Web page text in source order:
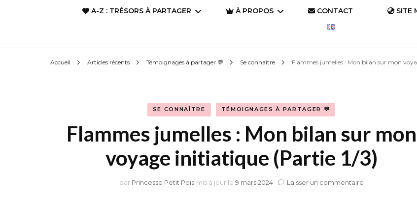
A-Z : S’aimer
A-Z : TRÉSORS À PARTAGER
A-Z : Films, Dramas,
Séries
A-Z : Livres, Romans,
Poèmes, Albums
À PROPOS
Parlons
Pourquoi ce site ?
CONTACT SITE
Accueil Articles récents Témoignages à partager 💬 Se connaître Flammes jumelles : Mon bilan sur mon
SE CONNAÎTRE TÉMOIGNAGES À PARTAGER 💬
Flammes jumelles : Mon bilan sur mon
voyage initiatique (Partie 1/3)
par Princesse Petit Pois mis à jour le 9 mars 2024 Laisser un commentairesur